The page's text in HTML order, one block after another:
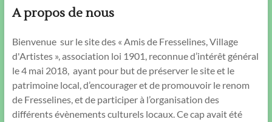
A propos de nous
Bienvenue sur le site des « Amis de Fresselines, Village
d'Artistes », association loi 1901, reconnue d’intérêt général
le 4 mai 2018, ayant pour but de préserver le site et le
patrimoine local, d’encourager et de promouvoir le renom
de Fresselines, et de participer à l’organisation des
différents évènements culturels locaux. Ce cap avait été